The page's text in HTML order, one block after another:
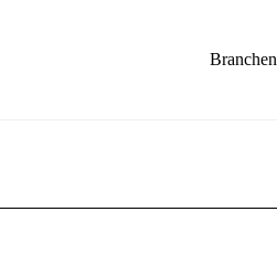
Branchen